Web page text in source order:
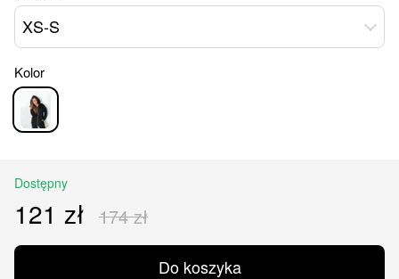
XS-S
Kolor
Dostępny
121 zł 174 zł
Do koszyka